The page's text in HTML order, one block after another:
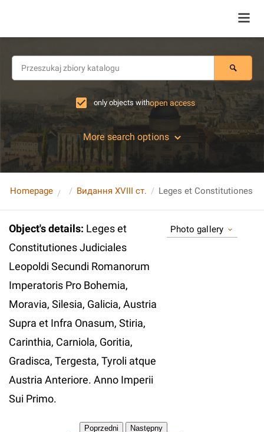
only objects withopen access
More search options
Homepage Видання XVIII ст.
Object's details: Leges et
Constitutiones Judiciales
Leopoldi Secundi Romanorum
Imperatoris Pro Bohemia,
Moravia, Silesia, Galicia, Austria
Supra et Infra Onasum, Stiria,
Carinthia, Carniola, Goritia,
Gradisca, Tergesta, Tyroli atque
Austria Anteriore. Anno Imperii
Sui Primo.
Photo gallery